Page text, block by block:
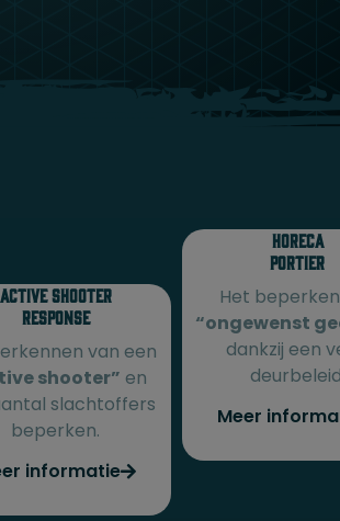
Active shooter
response
van een
shooter” en
slachtoffers
beperken.
informatie
Horeca
Portier
Het
“ongewenst
dankzij een
Meer